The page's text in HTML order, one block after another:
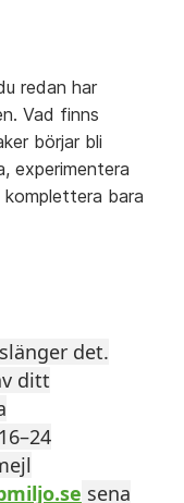
redan har
Vad finns
börjar bli
experimentera
bara
det.
ditt
16–24
sena